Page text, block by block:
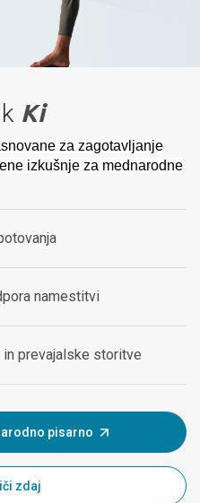
Ki
za zagotavljanje
izkušnje za mednarodne
namestitvi
prevajalske storitve
pisarno
zdaj